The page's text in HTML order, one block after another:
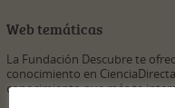
Web temáticas
La Fundación Descubre te
conocimiento en
conocimiento que más te